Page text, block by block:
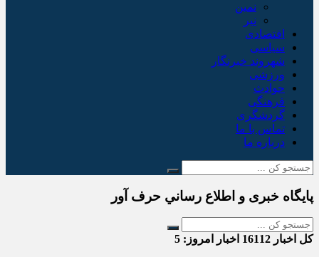
نمین
نیر
اقتصادی
سیاسی
شهروند خبرنگار
ورزشی
حوادث
فرهنگی
گردشگری
تماس با ما
درباره ما
پایگاه خبری و اطلاع رساني حرف آور
کل اخبار اخبار امروز: 5